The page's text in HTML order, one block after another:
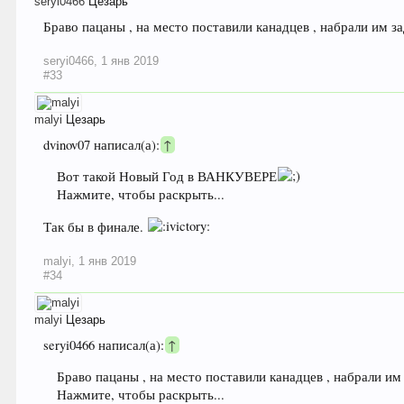
Браво пацаны , на место поставили канадцев , набрали им
seryi0466 1 янв 2019
#33
malyi Цезарь
dvinov07 написал(а):↑
Вот такой Новый Год в ВАНКУВЕРЕ
Нажмите, чтобы раскрыть...
Так бы в финале.
malyi
1 янв 2019
#34
malyi Цезарь
seryi0466 написал(а):↑
Браво пацаны , на место поставили канадцев , набрали
Нажмите, чтобы раскрыть...